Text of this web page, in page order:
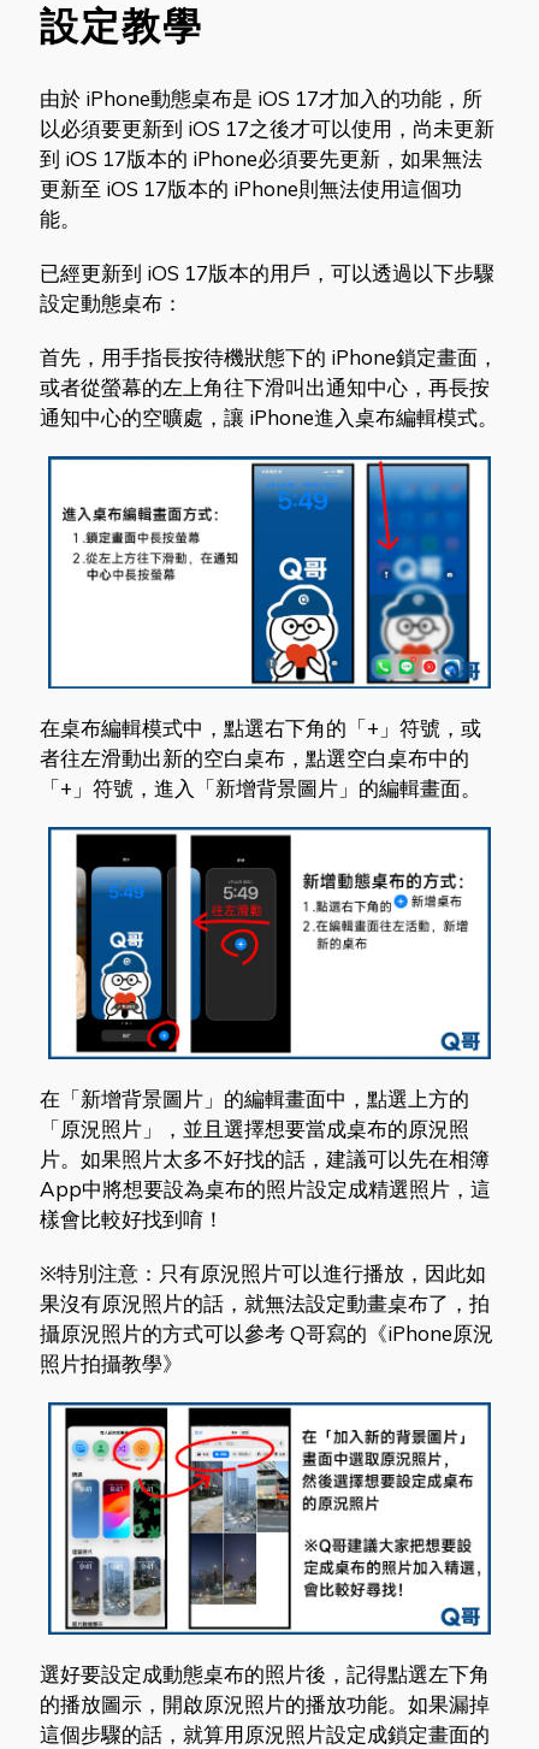
設定教學
由於 iPhone動態桌布是 iOS 17才加入的功能，所
以必須要更新到 iOS 17之後才可以使用，尚未更新
到 iOS 17版本的 iPhone必須要先更新，如果無法
更新至 iOS 17版本的 iPhone則無法使用這個功
能。
已經更新到 iOS 17版本的用戶，可以透過以下步驟
設定動態桌布：
首先，用手指長按待機狀態下的 iPhone鎖定畫面，
或者從螢幕的左上角往下滑叫出通知中心，再長按
通知中心的空曠處，讓 iPhone進入桌布編輯模式。
在桌布編輯模式中，點選右下角的「+」符號，或
者往左滑動出新的空白桌布，點選空白桌布中的
「+」符號，進入「新增背景圖片」的編輯畫面。
在「新增背景圖片」的編輯畫面中，點選上方的
「原況照片」，並且選擇想要當成桌布的原況照
片。如果照片太多不好找的話，建議可以先在相簿
App中將想要設為桌布的照片設定成精選照片，這
樣會比較好找到唷！
※特別注意：只有原況照片可以進行播放，因此如
果沒有原況照片的話，就無法設定動畫桌布了，拍
攝原況照片的方式可以參考 Q哥寫的《iPhone原況
照片拍攝教學》
選好要設定成動態桌布的照片後，記得點選左下角
的播放圖示，開啟原況照片的播放功能。如果漏掉
這個步驟的話，就算用原況照片設定成鎖定畫面的